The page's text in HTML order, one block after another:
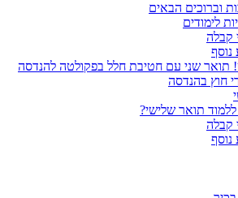
וברוכים הבאים
לימודים
קבלה
נוסף
תואר שני עם חטיבת חלל בפקולטה להנדסה
חוץ בהנדסה
תואר שלישי?
קבלה
נוסף